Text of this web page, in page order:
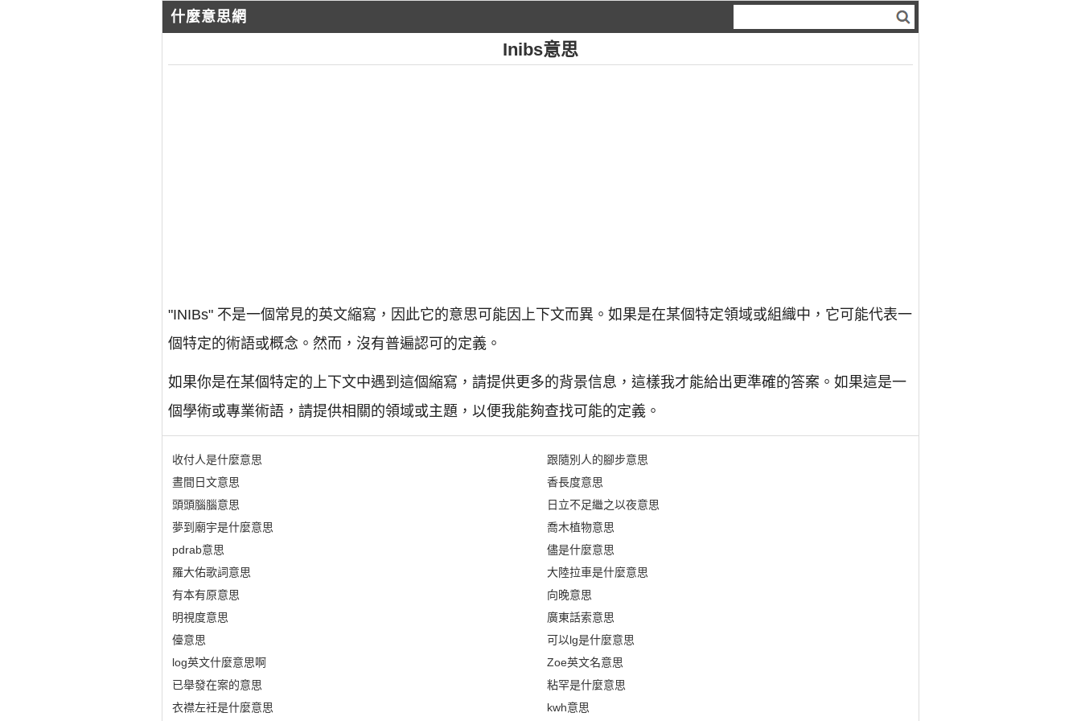
什麼意思網
Inibs意思
"INIBs" 不是一個常見的英文縮寫，因此它的意思可能因上下文而異。如果是在某個特定領域或組織中，它可能代表一
個特定的術語或概念。然而，沒有普遍認可的定義。
如果你是在某個特定的上下文中遇到這個縮寫，請提供更多的背景信息，這樣我才能給出更準確的答案。如果這是一
個學術或專業術語，請提供相關的領域或主題，以便我能夠查找可能的定義。
收付人是什麼意思
晝間日文意思
頭頭腦腦意思
夢到廟宇是什麼意思
pdrab意思
羅大佑歌詞意思
有本有原意思
明視度意思
儓意思
log英文什麼意思啊
已舉發在案的意思
衣襟左衽是什麼意思
跟隨別人的腳步意思
香長度意思
日立不足繼之以夜意思
喬木植物意思
儘是什麼意思
大陸拉車是什麼意思
向晚意思
廣東話索意思
可以lg是什麼意思
Zoe英文名意思
粘罕是什麼意思
kwh意思